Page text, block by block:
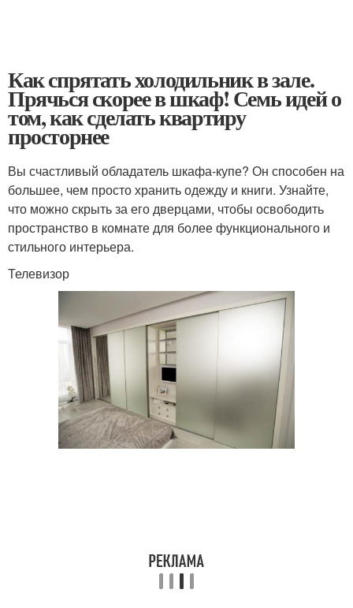
Как спрятать холодильник в зале.
Прячься скорее в шкаф! Семь идей о
том, как сделать квартиру
просторнее
Вы счастливый обладатель шкафа-купе? Он способен на
большее, чем просто хранить одежду и книги. Узнайте,
что можно скрыть за его дверцами, чтобы освободить
пространство в комнате для более функционального и
стильного интерьера.
Телевизор